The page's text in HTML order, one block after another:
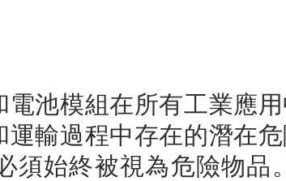
池模組在所有工業應用
輸過程中存在的潛在
須始終被視為危險物品